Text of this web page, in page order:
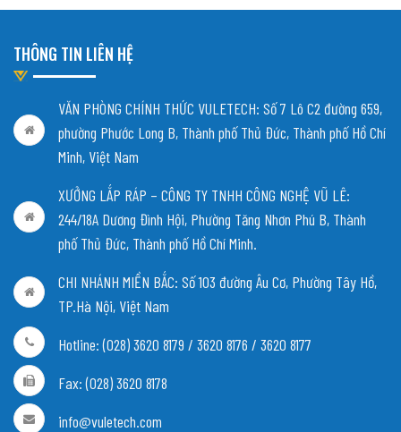
THÔNG TIN LIÊN HỆ
VĂN PHÒNG CHÍNH THỨC VULETECH: Số 7 Lô C2 đường 659,
phường Phước Long B, Thành phố Thủ Đức, Thành phố Hồ Chí
Minh, Việt Nam
XƯỞNG LẮP RÁP – CÔNG TY TNHH CÔNG NGHỆ VŨ LÊ:
244/18A Dương Đình Hội, Phường Tăng Nhơn Phú B, Thành
phố Thủ Đức, Thành phố Hồ Chí Minh.
CHI NHÁNH MIỀN BẮC: Số 103 đường Âu Cơ, Phường Tây Hồ,
TP.Hà Nội, Việt Nam
Hotline: (028) 3620 8179 / 3620 8176 / 3620 8177
Fax: (028) 3620 8178
info@vuletech.com